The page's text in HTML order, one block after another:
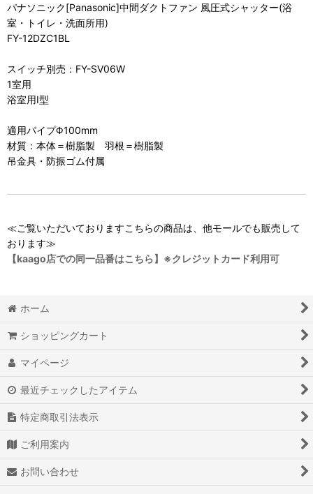
パナソニック[Panasonic]中間ダクトファン 風圧式シャッター(浴
室・トイレ・洗面所用)
FY-12DZC1BL
スイッチ別売：FY-SV06W
1室用
浴室用I型
適用パイプΦ100mm
材質：本体＝樹脂製 羽根＝樹脂製
吊金具・防振ゴム付属
≪ご覧いただいておりますこちらの商品は、他モールでも販売して
おります≫
【kaago店での同一品番はこちら】※クレジットカード利用可
ホーム
ショッピングカート
マイページ
最近チェックしたアイテム
特定商取引法表示
ご利用案内
お問い合わせ